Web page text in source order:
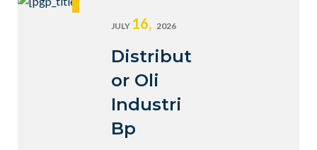
JULY 16, 2026
Distribut
or Oli
Industri
Bp